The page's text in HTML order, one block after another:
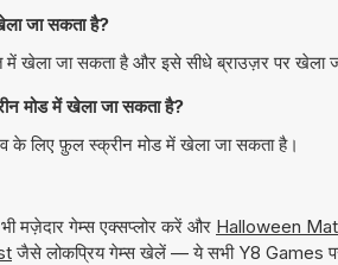
जा सकता है?
खेला जा सकता है और इसे सीधे ब्राउज़र पर खेला
मोड में खेला जा सकता है?
लिए फ़ुल स्क्रीन मोड में खेला जा सकता है।
मज़ेदार गेम्स एक्सप्लोर करें और Halloween
जैसे लोकप्रिय गेम्स खेलें — ये सभी Y8 Games